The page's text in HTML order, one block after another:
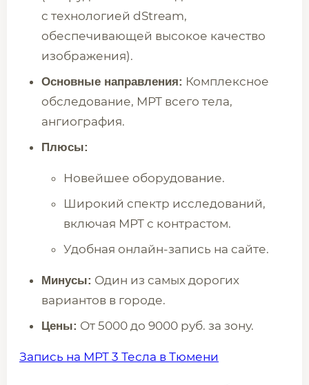
с технологией dStream,
обеспечивающей высокое качество
изображения).
Основные направления: Комплексное
обследование, МРТ всего тела,
ангиография.
Плюсы:
Новейшее оборудование.
Широкий спектр исследований,
включая МРТ с контрастом.
Удобная онлайн-запись на сайте.
Минусы: Один из самых дорогих
вариантов в городе.
Цены: От 5000 до 9000 руб. за зону.
Запись на МРТ 3 Тесла в Тюмени